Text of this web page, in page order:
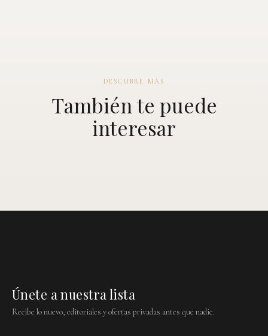
DESCUBRE MÁS
También te puede
interesar
Únete a nuestra lista
Recibe lo nuevo, editoriales y ofertas privadas antes que nadie.